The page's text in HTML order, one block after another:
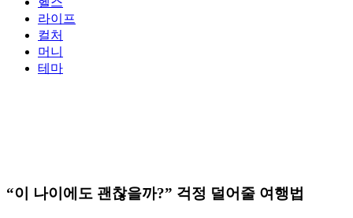
라이프
컬처
머니
테마
“이 나이에도 괜찮을까?” 걱정 덜어줄 여행법